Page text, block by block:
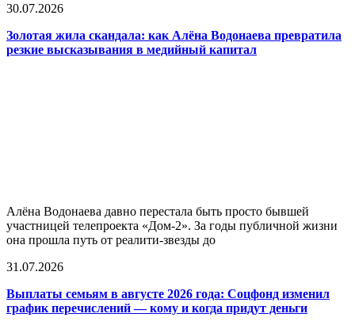
30.07.2026
Золотая жила скандала: как Алёна Водонаева превратила
резкие высказывания в медийный капитал
Алёна Водонаева давно перестала быть просто бывшей
участницей телепроекта «Дом-2». За годы публичной жизни
она прошла путь от реалити-звезды до
31.07.2026
Выплаты семьям в августе 2026 года: Соцфонд изменил
график перечислений — кому и когда придут деньги